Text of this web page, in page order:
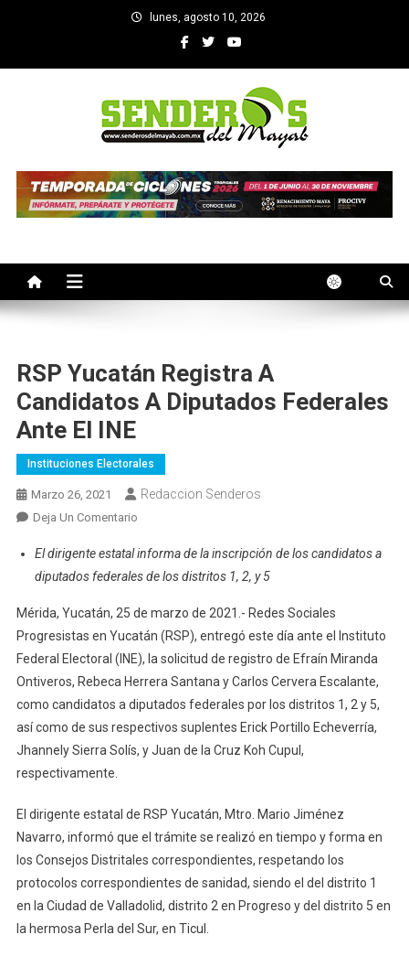
lunes, agosto 10, 2026
SENDEROS DEL MAYAB
RSP Yucatán Registra A
Candidatos A Diputados Federales
Ante El INE
Instituciones Electorales
Marzo 26, 2021 Redaccion Senderos
Deja Un ComentarioEn
Yucatán
Registra
Candidatos
A
Diputados
Federales
Ante
El
INE
El dirigente estatal informa de la inscripción de los candidatos a
diputados federales de los distritos 1, 2, y 5
Mérida, Yucatán, 25 de marzo de 2021.- Redes Sociales
Progresistas en Yucatán (RSP), entregó este día ante el Instituto
Federal Electoral (INE), la solicitud de registro de Efraín Miranda
Ontiveros, Rebeca Herrera Santana y Carlos Cervera Escalante,
como candidatos a diputados federales por los distritos 1, 2 y 5,
así como de sus respectivos suplentes Erick Portillo Echeverría,
Jhannely Sierra Solís, y Juan de la Cruz Koh Cupul,
respectivamente.
El dirigente estatal de RSP Yucatán, Mtro. Mario Jiménez
Navarro, informó que el trámite se realizó en tiempo y forma en
los Consejos Distritales correspondientes, respetando los
protocolos correspondientes de sanidad, siendo el del distrito 1
en la Ciudad de Valladolid, distrito 2 en Progreso y del distrito 5 en
la hermosa Perla del Sur, en Ticul.